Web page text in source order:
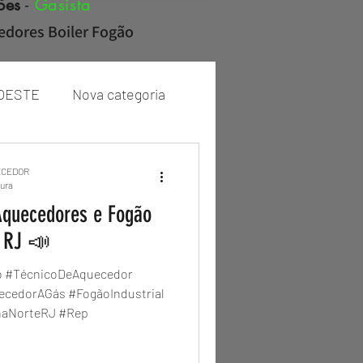
-Gasista
Boiler Fogão
Nova categoria
e Fogão
RJ 📣
#TécnicoDeAquecedor
#FogãoIndustrial
#Rep